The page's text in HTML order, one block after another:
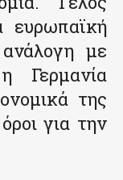
ευρωπαϊκή
με
Γερμανία
της
για την